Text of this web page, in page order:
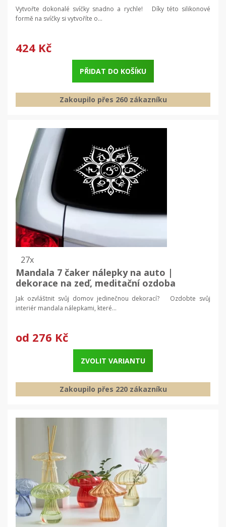
Vytvořte dokonalé svíčky snadno a rychle! Díky této silikonové
formě na svíčky si vytvoříte o...
424 Kč
PŘIDAT DO KOŠÍKU
Zakoupilo přes 260 zákazníku
27x
Mandala 7 čaker nálepky na auto |
dekorace na zeď, meditační ozdoba
Jak ozvláštnit svůj domov jedinečnou dekorací? Ozdobte svůj
interiér mandala nálepkami, které...
od 276 Kč
ZVOLIT VARIANTU
Zakoupilo přes 220 zákazníku